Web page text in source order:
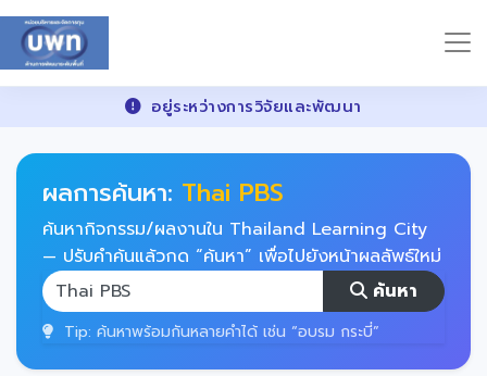
อยู่ระหว่างการวิจัยและพัฒนา
ผลการค้นหา: Thai PBS
ค้นหากิจกรรม/ผลงานใน Thailand Learning City
— ปรับคำค้นแล้วกด “ค้นหา” เพื่อไปยังหน้าผลลัพธ์ใหม่
ค้นหา
Tip: ค้นหาพร้อมกันหลายคำได้ เช่น “อบรม กระบี่”